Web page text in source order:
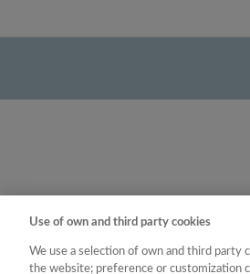
Use of own and third party cookies
We use a selection of own and third party
the website; preference or customization